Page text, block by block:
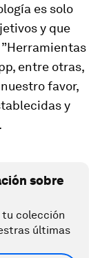
es solo
y que
entre otras,
favor,
y
sobre
colección
últimas